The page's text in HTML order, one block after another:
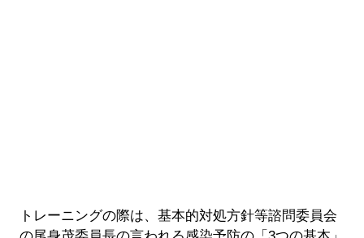
トレーニングの際は、基本的対処方針等諮問委員会